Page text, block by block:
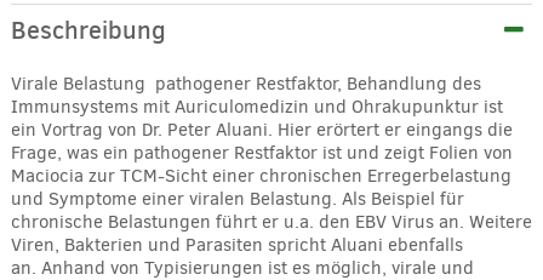
Beschreibung
Virale Belastung  pathogener Restfaktor, Behandlung des
Immunsystems mit Auriculomedizin und Ohrakupunktur ist
ein Vortrag von Dr. Peter Aluani. Hier erörtert er eingangs die
Frage, was ein pathogener Restfaktor ist und zeigt Folien von
Maciocia zur TCM-Sicht einer chronischen Erregerbelastung
und Symptome einer viralen Belastung. Als Beispiel für
chronische Belastungen führt er u.a. den EBV Virus an. Weitere
Viren, Bakterien und Parasiten spricht Aluani ebenfalls
an. Anhand von Typisierungen ist es möglich, virale und